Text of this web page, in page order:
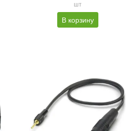
шт
В корзину